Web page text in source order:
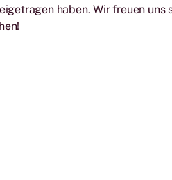
haben. Wir freuen uns